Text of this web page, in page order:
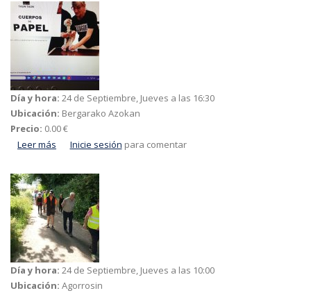
Día y hora: 24 de Septiembre, Jueves a las 16:30
Ubicación: Bergarako Azokan
Precio: 0.00 €
Leer más acerca de TXONTXONGILO TAILERRA ADINEKO
Inicie sesión para comentar
Día y hora: 24 de Septiembre, Jueves a las 10:00
Ubicación: Agorrosin